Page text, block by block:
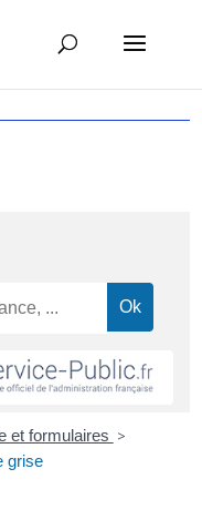
et formulaires >
grise